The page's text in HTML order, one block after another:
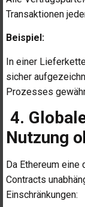
Transaktionen
Beispiel:
In einer
sicher
Prozesses
4.
Nutzung
Da Ethereum
Contracts
Einschränkungen: